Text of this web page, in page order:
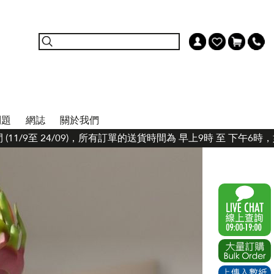
網誌
關於我們
24/09)，所有訂單的送貨時間為 早上9時 至 下午6時，如